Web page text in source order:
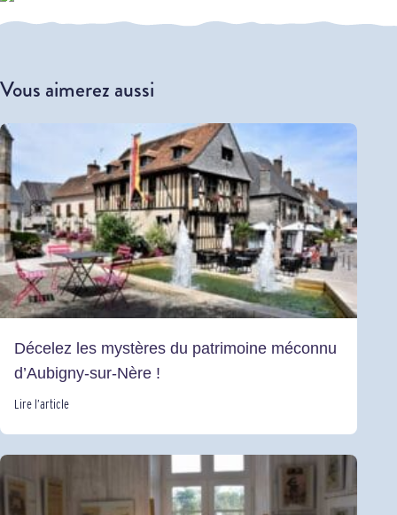
Vous aimerez aussi
Décelez les mystères du patrimoine méconnu
d’Aubigny-sur-Nère !
Lire l’article